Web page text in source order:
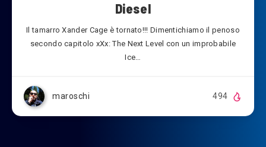
Diesel
Il tamarro Xander Cage è tornato!!! Dimentichiamo il penoso
secondo capitolo xXx: The Next Level con un improbabile
Ice…
maroschi 494